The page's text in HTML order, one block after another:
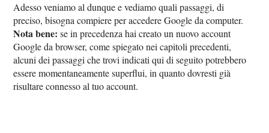
Adesso veniamo al dunque e vediamo quali passaggi, di
preciso, bisogna compiere per accedere Google da computer.
Nota bene: se in precedenza hai creato un nuovo account
Google da browser, come spiegato nei capitoli precedenti,
alcuni dei passaggi che trovi indicati qui di seguito potrebbero
essere momentaneamente superflui, in quanto dovresti già
risultare connesso al tuo account.